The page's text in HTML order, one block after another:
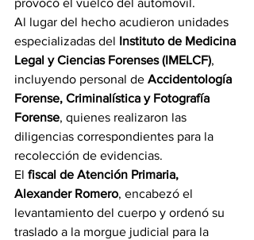
provocó el vuelco del automóvil.
Al lugar del hecho acudieron unidades
especializadas del Instituto de Medicina
Legal y Ciencias Forenses (IMELCF),
incluyendo personal de Accidentología
Forense, Criminalística y Fotografía
Forense, quienes realizaron las
diligencias correspondientes para la
recolección de evidencias.
El fiscal de Atención Primaria,
Alexander Romero, encabezó el
levantamiento del cuerpo y ordenó su
traslado a la morgue judicial para la